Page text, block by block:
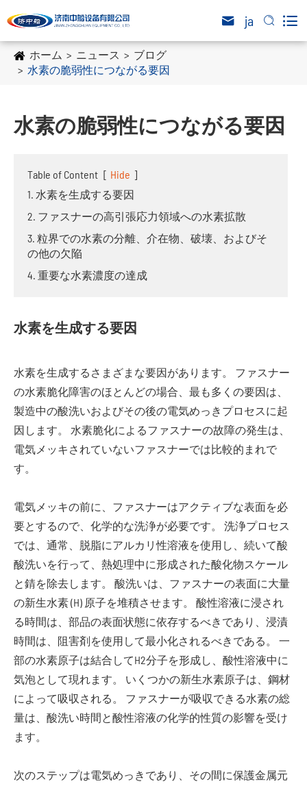
 ja  
ホーム ニュース
ブログ
水素の脆弱性につながる要因
水素の脆弱性につながる要因
Table of Content [ Hide ]
1. 水素を生成する要因
2. ファスナーの高引張応力領域への水素拡散
3. 粒界での水素の分離、介在物、破壊、およびそ
の他の欠陥
4. 重要な水素濃度の達成
水素を生成する要因
水素を生成するさまざまな要因があります。 ファスナー
の水素脆化障害のほとんどの場合、最も多くの要因は、
製造中の酸洗いおよびその後の電気めっきプロセスに起
因します。 水素脆化によるファスナーの故障の発生は、
電気メッキされていないファスナーでは比較的まれで
す。
電気メッキの前に、ファスナーはアクティブな表面を必
要とするので、化学的な洗浄が必要です。 洗浄プロセス
では、通常、脱脂にアルカリ性溶液を使用し、続いて酸
酸洗いを行って、熱処理中に形成された酸化物スケール
と錆を除去します。 酸洗いは、ファスナーの表面に大量
の新生水素 (H) 原子を堆積させます。 酸性溶液に浸され
る時間は、部品の表面状態に依存するべきであり、浸漬
時間は、阻害剤を使用して最小化されるべきである。 一
部の水素原子は結合してH2分子を形成し、酸性溶液中に
気泡として現れます。 いくつかの新生水素原子は、鋼材
によって吸収される。 ファスナーが吸収できる水素の総
量は、酸洗い時間と酸性溶液の化学的性質の影響を受け
ます。
次のステップは電気めっきであり、その間に保護金属元